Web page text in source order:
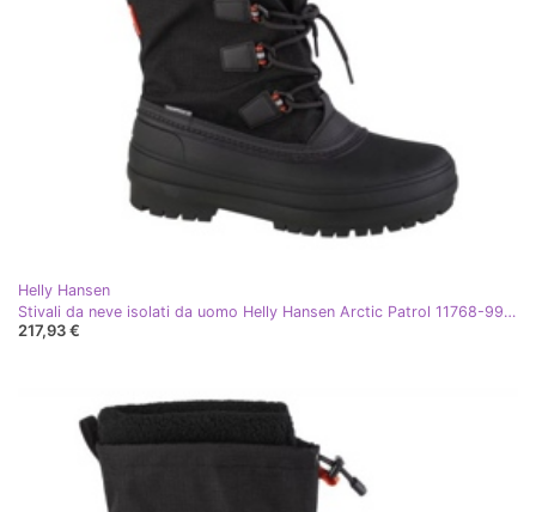
Helly Hansen
Stivali da neve isolati da uomo Helly Hansen Arctic Patrol 11768-990 Nero
217,93 €